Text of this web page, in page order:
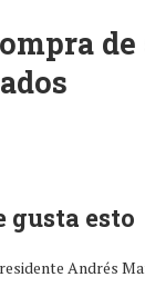
gusta esto
Andrés